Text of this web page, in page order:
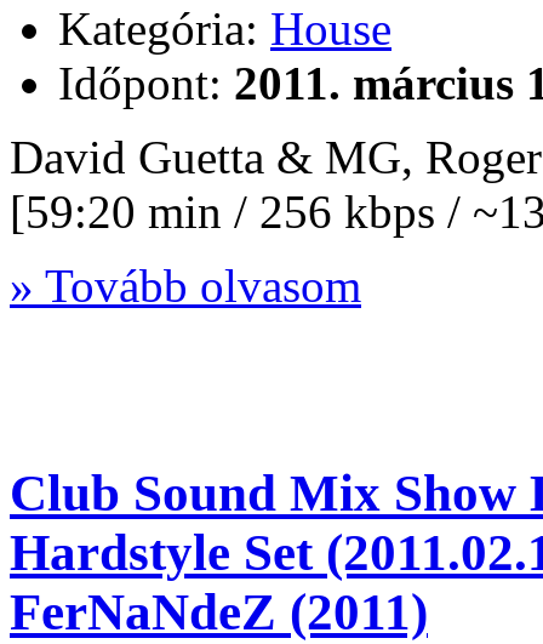
Kategória: House
Időpont: 2011. március
David Guetta & MG,
[59:20 min / 256 kbps /
» Tovább olvasom
Club Sound Mix Show
Hardstyle Set
FerNaNdeZ (2011)